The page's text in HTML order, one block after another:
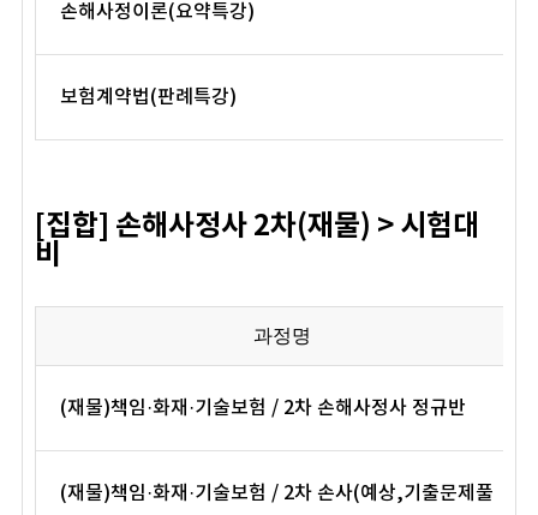
손해사정이론(요약특강)
보험계약법(판례특강)
[집합] 손해사정사 2차(재물) > 시험대
비
과정명
(재물)책임·화재·기술보험 / 2차 손해사정사 정규반
(재물)책임·화재·기술보험 / 2차 손사(예상,기출문제풀